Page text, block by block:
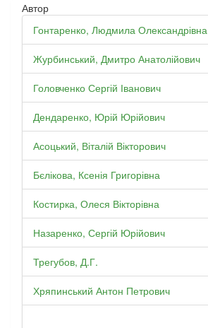
Автор
Гонтаренко, Людмила Олександрівна
Журбинський, Дмитро Анатолійович
Головченко Сергій Іванович
Дендаренко, Юрій Юрійович
Асоцький, Віталій Вікторович
Бєлікова, Ксенія Григорівна
Костирка, Олеся Вікторівна
Назаренко, Сергій Юрійович
Трегубов, Д.Г.
Хряпинський Антон Петрович